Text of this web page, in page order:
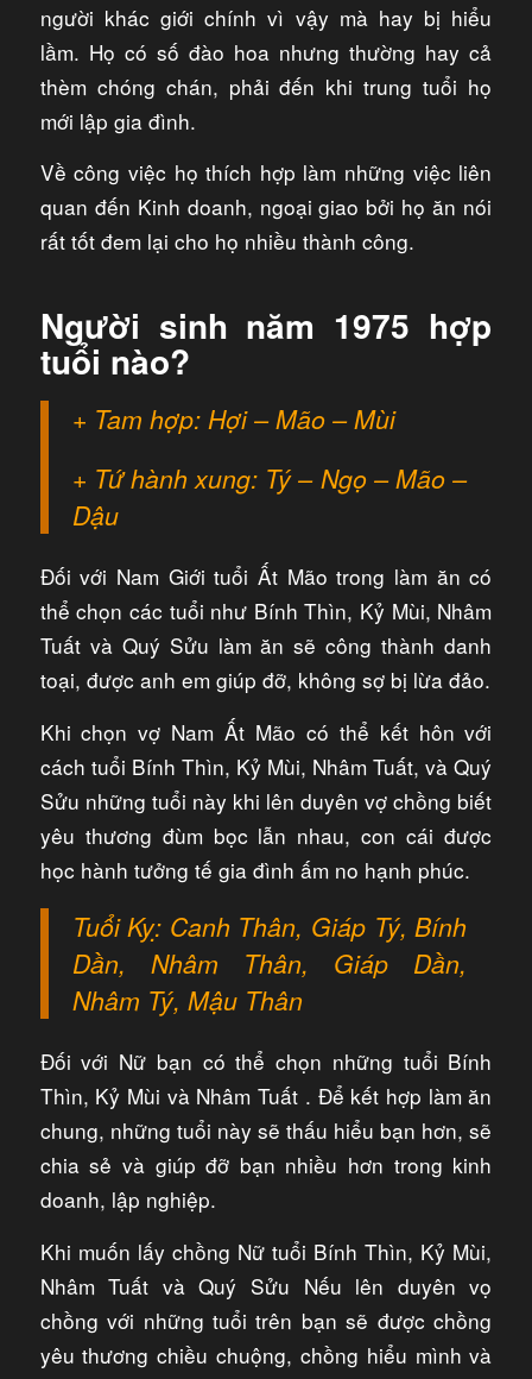
người khác giới chính vì vậy mà hay bị hiểu
lầm. Họ có số đào hoa nhưng thường hay cả
thèm chóng chán, phải đến khi trung tuổi họ
mới lập gia đình.
Về công việc họ thích hợp làm những việc liên
quan đến Kinh doanh, ngoại giao bởi họ ăn nói
rất tốt đem lại cho họ nhiều thành công.
Người sinh năm 1975 hợp
tuổi nào?
+ Tam hợp: Hợi – Mão – Mùi
+ Tứ hành xung: Tý – Ngọ – Mão –
Dậu
Đối với Nam Giới tuổi Ất Mão trong làm ăn có
thể chọn các tuổi như Bính Thìn, Kỷ Mùi, Nhâm
Tuất và Quý Sửu làm ăn sẽ công thành danh
toại, được anh em giúp đỡ, không sợ bị lừa đảo.
Khi chọn vợ Nam Ất Mão có thể kết hôn với
cách tuổi Bính Thìn, Kỷ Mùi, Nhâm Tuất, và Quý
Sửu những tuổi này khi lên duyên vợ chồng biết
yêu thương đùm bọc lẫn nhau, con cái được
học hành tưởng tế gia đình ấm no hạnh phúc.
Tuổi Kỵ: Canh Thân, Giáp Tý, Bính
Dần, Nhâm Thân, Giáp Dần,
Nhâm Tý, Mậu Thân
Đối với Nữ bạn có thể chọn những tuổi Bính
Thìn, Kỷ Mùi và Nhâm Tuất . Để kết hợp làm ăn
chung, những tuổi này sẽ thấu hiểu bạn hơn, sẽ
chia sẻ và giúp đỡ bạn nhiều hơn trong kinh
doanh, lập nghiệp.
Khi muốn lấy chồng Nữ tuổi Bính Thìn, Kỷ Mùi,
Nhâm Tuất và Quý Sửu Nếu lên duyên vọ
chồng với những tuổi trên bạn sẽ được chồng
yêu thương chiều chuộng, chồng hiểu mình và